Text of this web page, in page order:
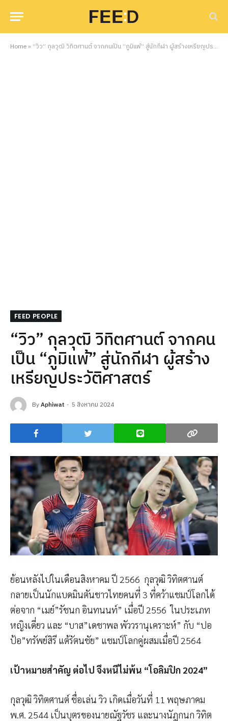
Home» “วิว” กุลวุฒิ วิทิตศานต์ จากคนเป็น “ภูมิแพ้” สู่นักกีฬา ผู้สร้างเหรียญประวัติศาสตร์
FEED PEOPLE
“วิว” กุลวุฒิ วิทิตศานต์ จากคน
เป็น “ภูมิแพ้” สู่นักกีฬา ผู้สร้าง
เหรียญประวัติศาสตร์
ByAphiwat 5 สิงหาคม 2024
ย้อนหลังไปในเดือนสิงหาคม ปี 2566 กุลวุฒิ วิทิตศานต์
กลายเป็นนักแบดมินตันชาวไทยคนที่ 3 ที่คว้าแชมป์โลกได้
ต่อจาก “เมย์”รัชนก อินทนนท์” เมื่อปี 2556 ในประเภท
หญิงเดี่ยว และ “บาส”เดชาพล พัววรานุเคราะห์” กับ “ปอ
ป้อ”ทรัพย์สิรี แต้รัตนชัย” แชมป์โลกคู่ผสมเมื่อปี 2564
เป้าหมายสำคัญ ต่อไป จึงหนีไม่พ้น “โอลิมปิก 2024”
กุลวุฒิ วิทิตศานต์ ชื่อเล่น วิว เกิดเมื่อวันที่ 11 พฤษภาคม
พ.ศ. 2544 เป็นบุตรของนายณัฐวัชร และนางนัฎกนก วิทิต